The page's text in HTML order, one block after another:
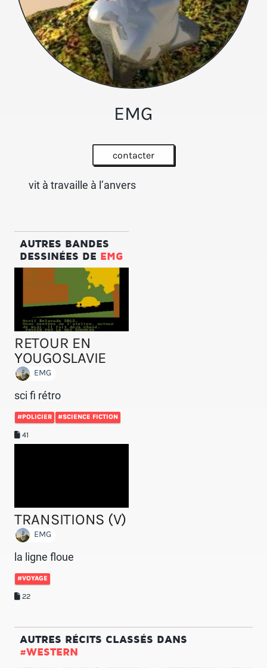
EMG
contacter
vit à travaille à l’anvers
AUTRES BANDES
DESSINÉES DE EMG
RETOUR EN
YOUGOSLAVIE
EMG
sci fi rétro
#POLICIER #SCIENCE FICTION
41
TRANSITIONS (V)
EMG
la ligne floue
#VOYAGE
22
AUTRES RÉCITS CLASSÉS DANS
#WESTERN